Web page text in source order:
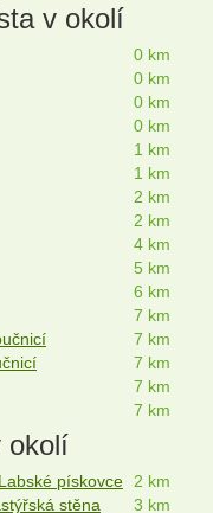
v okolí
0 km
0 km
0 km
0 km
1 km
1 km
2 km
2 km
4 km
5 km
6 km
7 km
7 km
7 km
7 km
7 km
okolí
pískovce 2 km
stěna
3 km